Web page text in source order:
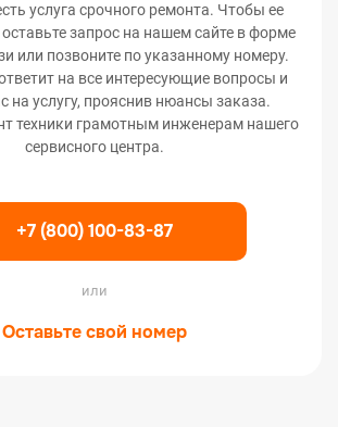
услуга срочного ремонта. Чтобы ее
запрос на нашем сайте в форме
или позвоните по указанному номеру.
на все интересующие вопросы и
на услугу, прояснив нюансы заказа.
техники грамотным инженерам нашего
сервисного центра.
+7 (800) 100-83-87
или
Оставьте свой номер